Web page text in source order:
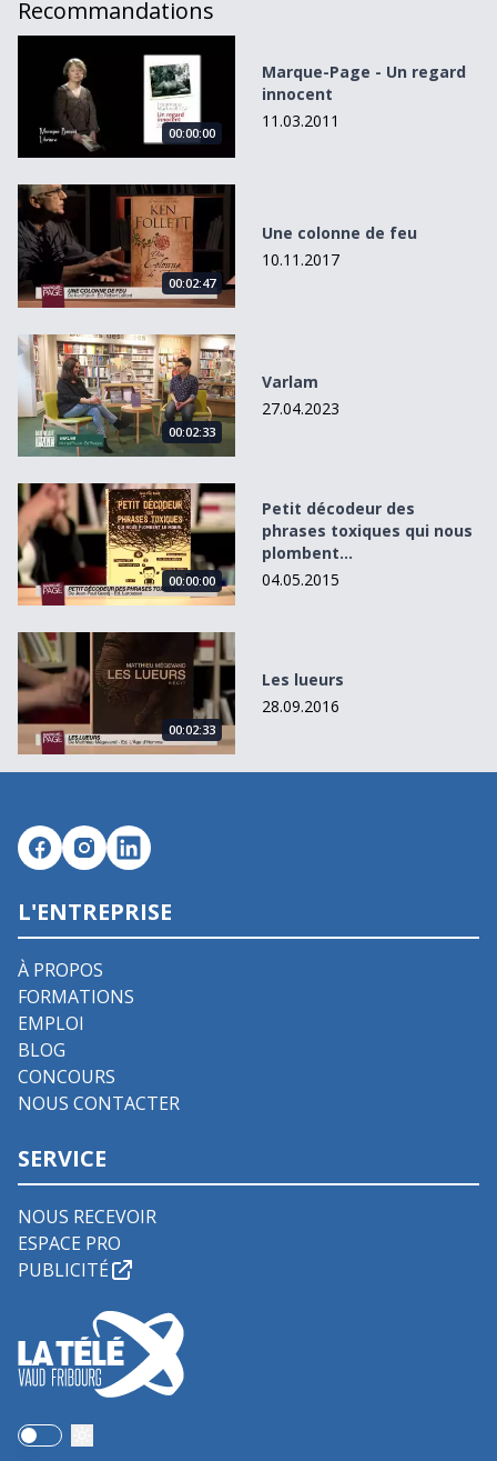
Recommandations
00:00:00
Marque-Page - Un regard
innocent
11.03.2011
Une colonne de feu
00:02:47
Une colonne de feu
10.11.2017
Varlam
00:02:33
Varlam
27.04.2023
Petit décodeur des phrases toxiques qui nous plombent...
00:00:00
Petit décodeur des
phrases toxiques qui nous
plombent...
04.05.2015
Les lueurs
00:02:33
Les lueurs
28.09.2016
L'ENTREPRISE
À PROPOS
FORMATIONS
EMPLOI
BLOG
CONCOURS
NOUS CONTACTER
SERVICE
NOUS RECEVOIR
ESPACE PRO
PUBLICITÉ
Use setting